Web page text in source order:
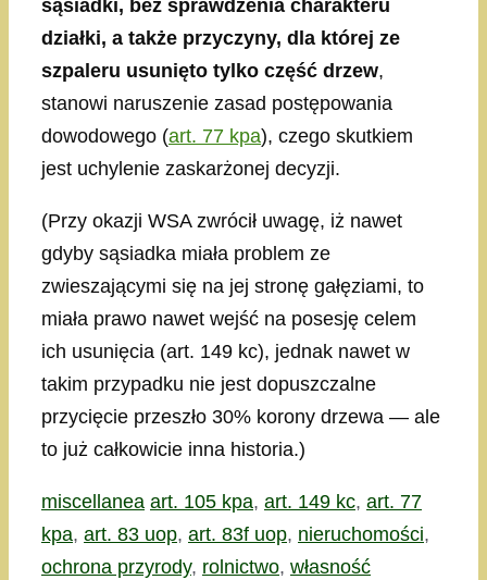
sąsiadki, bez sprawdzenia charakteru
działki, a także przyczyny, dla której ze
szpaleru usunięto tylko część drzew,
stanowi naruszenie zasad postępowania
dowodowego (art. 77 kpa), czego skutkiem
jest uchylenie zaskarżonej decyzji.
(Przy okazji WSA zwrócił uwagę, iż nawet
gdyby sąsiadka miała problem ze
zwieszającymi się na jej stronę gałęziami, to
miała prawo nawet wejść na posesję celem
ich usunięcia (art. 149 kc), jednak nawet w
takim przypadku nie jest dopuszczalne
przycięcie przeszło 30% korony drzewa — ale
to już całkowicie inna historia.)
Kategorie
miscellanea Tagi
art. 105 kpa, art. 149 kc, art. 77
kpa, art. 83 uop, art. 83f uop, nieruchomości,
ochrona przyrody, rolnictwo, własność